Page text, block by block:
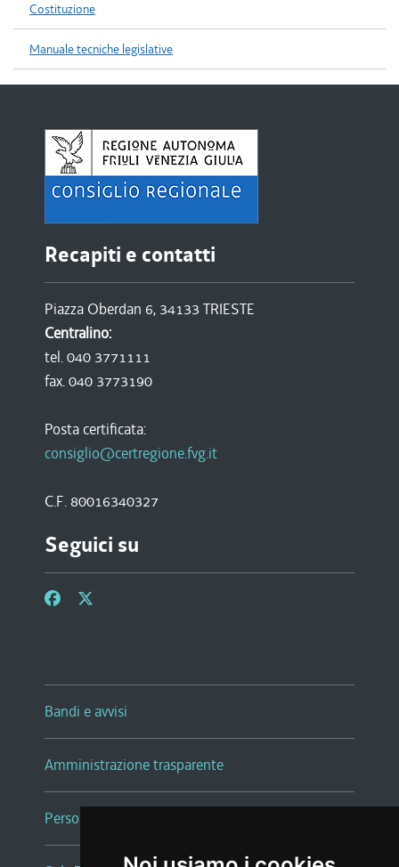
Costituzione
Manuale tecniche legislative
Recapiti e contatti
Piazza Oberdan 6, 34133 TRIESTE
Centralino:
tel. 040 3771111
fax. 040 3773190
Posta certificata:
consiglio@certregione.fvg.it
C.F. 80016340327
Seguici su
Bandi e avvisi
Amministrazione trasparente
Persone e Uffici